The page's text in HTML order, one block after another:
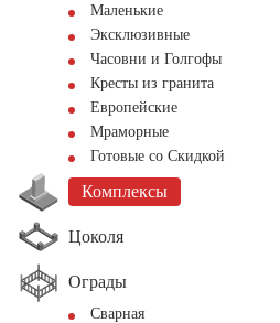
Маленькие
Эксклюзивные
Часовни и Голгофы
Кресты из гранита
Европейские
Мраморные
Готовые со Скидкой
Комплексы
Цоколя
Ограды
Сварная